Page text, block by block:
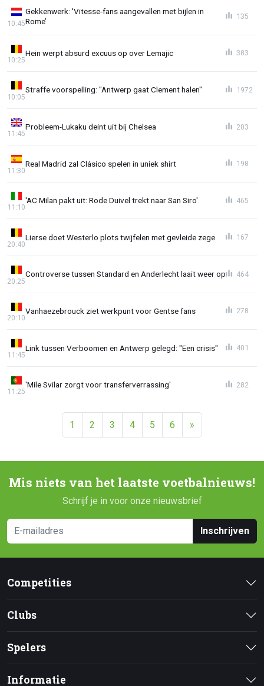
Gekkenwerk: 'Vitesse-fans aangevallen met bijlen in
Rome’
10:45
135
Hein werpt absurd excuus op over Lemajic
10:25
383
Straffe voorspelling: "Antwerp gaat Clement halen"
10:05
1972
Probleem-Lukaku deint uit bij Chelsea
11:45
203
Real Madrid zal Clásico spelen in uniek shirt
11:30
198
'AC Milan pakt uit: Rode Duivel trekt naar San Siro'
11:10
465
Lierse doet Westerlo plots twijfelen met gevleide zege
20:40
167
Controverse tussen Standard en Anderlecht laait weer op
20:25
464
Vanhaezebrouck ziet werkpunt voor Gentse fans
20:10
278
Link tussen Verboomen en Antwerp gelegd: "Een crisis"
11:45
401
'Mile Svilar zorgt voor transferverrassing'
11:25
282
1 2 3 4 5 6 »
Mis niets van het laatste voetbalnieuws!
Schrijf je in voor onze nieuwsbrief
Inschrijven
Competities
Clubs
Spelers
Informatie